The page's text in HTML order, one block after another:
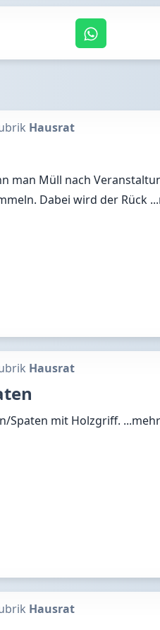
Hausrat
man Müll nach
Dabei wird der Rück
Hausrat
Spaten mit Holzgriff. ...mehr
Hausrat